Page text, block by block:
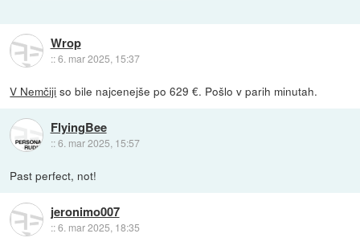
Wrop
::6. mar 2025, 15:37
V Nemčiji so bile najcenejše po 629 €. Pošlo v parih minutah.
FlyingBee
::6. mar 2025, 15:57
Past perfect, not!
jeronimo007
::6. mar 2025, 18:35